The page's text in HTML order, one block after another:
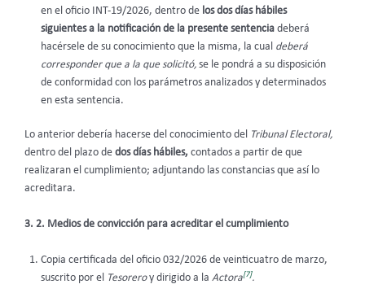
en el oficio INT-19/2026, dentro de los dos días hábiles
siguientes a la notificación de la presente sentencia deberá
hacérsele de su conocimiento que la misma, la cual deberá
corresponder que a la que solicitó, se le pondrá a su disposición
de conformidad con los parámetros analizados y determinados
en esta sentencia.
Lo anterior debería hacerse del conocimiento del
Tribunal Electoral,
dentro del plazo de dos días hábiles, contados a partir de que
realizaran el cumplimiento; adjuntando las constancias que así lo
acreditara.
3. 2. Medios de convicción para acreditar el cumplimiento
Copia certificada del oficio 032/2026 de veinticuatro de marzo,
suscrito por el
Tesoreroy dirigido a la Actora[7].